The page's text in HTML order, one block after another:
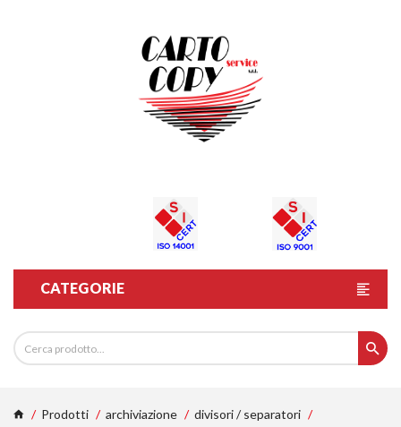
CATEGORIE
Prodotti archiviazione
divisori / separatori